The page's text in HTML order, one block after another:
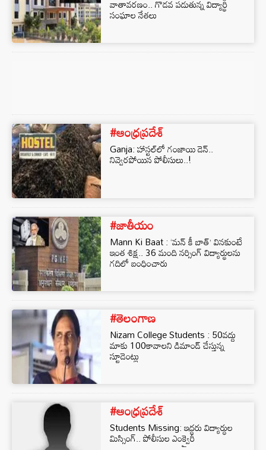
వాతావరణం.. గొడవ పడుతున్న విద్యార్థి
సంఘాల నేతలు
#ఆంధ్రప్రదేశ్
Ganja: హాస్టల్‌లో గంజాయి డెన్..
నివ్వెరపోయిన పోలీసులు..!
#జాతీయం
Mann Ki Baat : ‘మన్ కీ బాత్’ వినకుంటే
ఇంత శిక్ష.. 36 మంది నర్సింగ్ విద్యార్థులను
గదిలో బంధించారు
#తెలంగాణ
Nizam College Students : 50వద్దు
మాకు 100కావాలని డిమాండ్ చేస్తున్న
స్టూడెంట్లు
#ఆంధ్రప్రదేశ్
Students Missing: ఇద్దరు విద్యార్ధుల
మిస్సింగ్.. పోలీసుల ఎంక్వైరీ